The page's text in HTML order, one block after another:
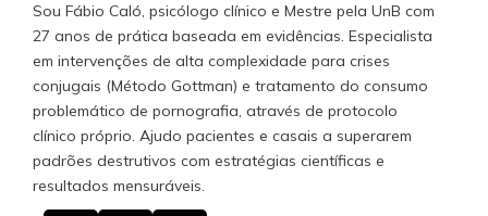
Sou Fábio Caló, psicólogo clínico e Mestre pela UnB com
27 anos de prática baseada em evidências. Especialista
em intervenções de alta complexidade para crises
conjugais (Método Gottman) e tratamento do consumo
problemático de pornografia, através de protocolo
clínico próprio. Ajudo pacientes e casais a superarem
padrões destrutivos com estratégias científicas e
resultados mensuráveis.